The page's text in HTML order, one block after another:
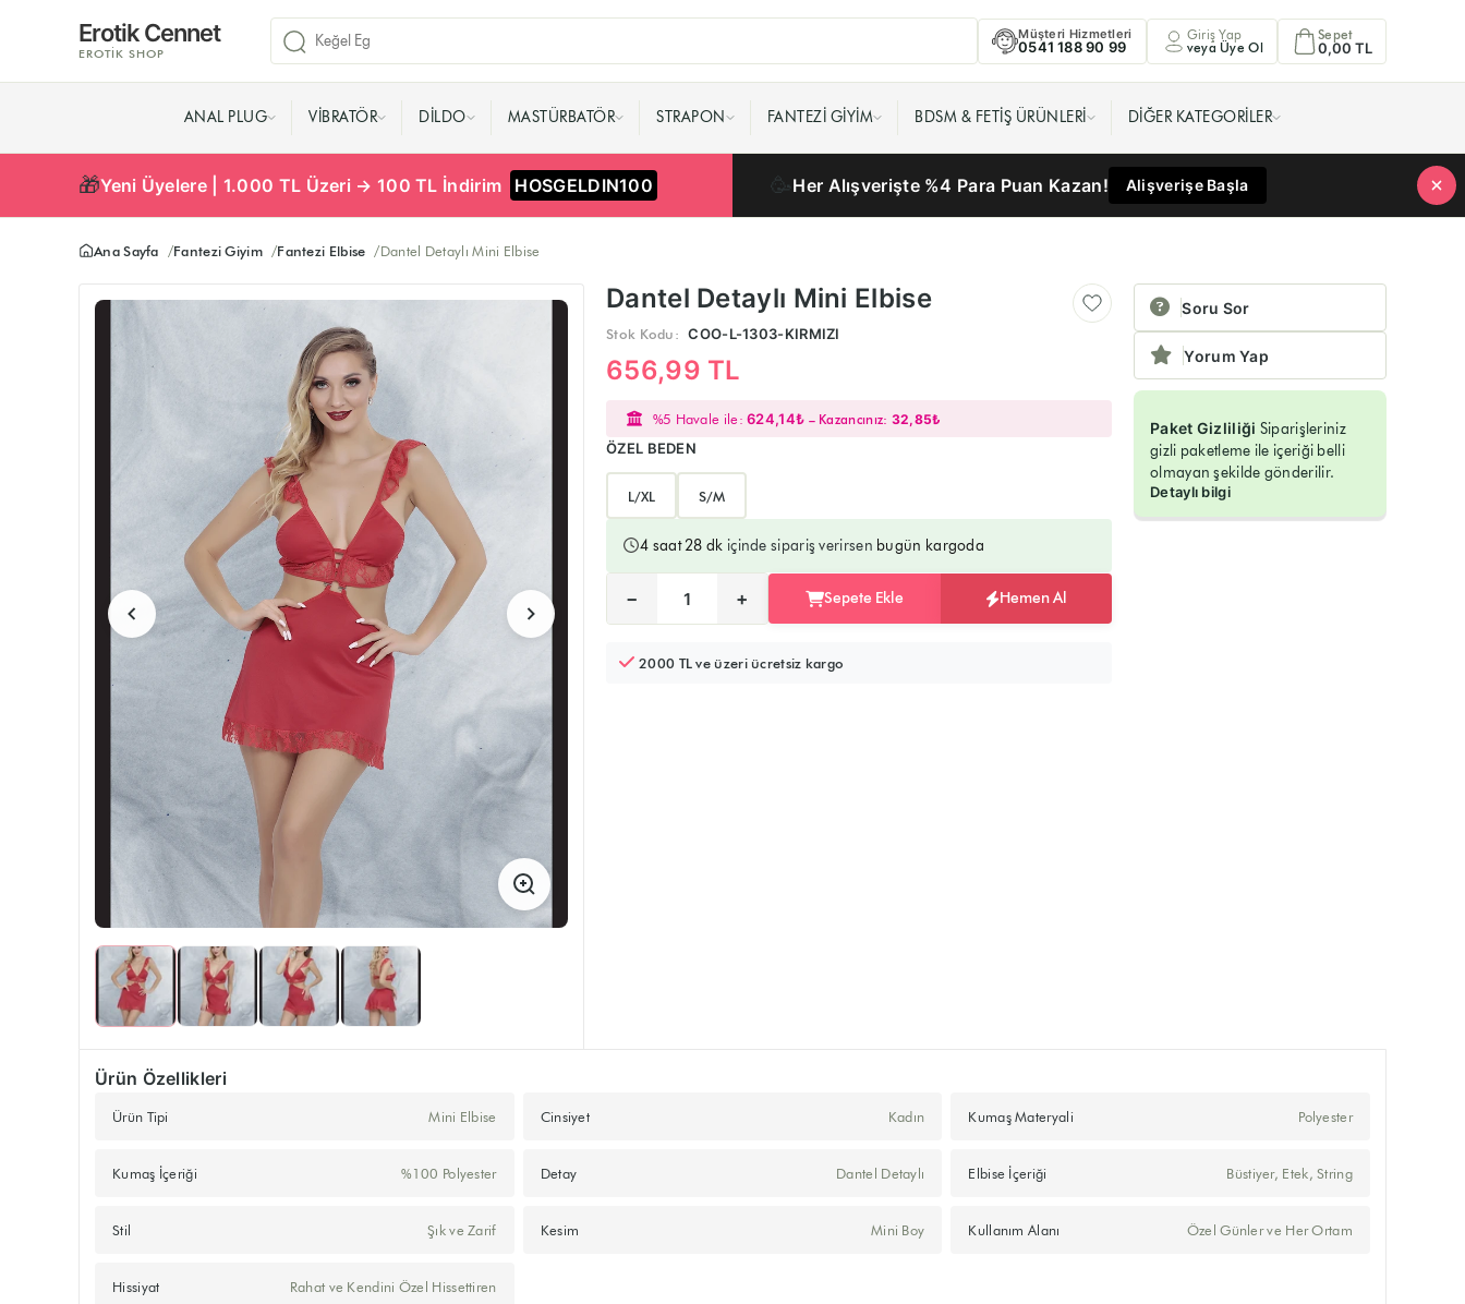
Erotik Cennet
EROTIK SHOP
Müşteri Hizmetleri
0541 188 90 99
Giriş Yap
veya Üye Ol
Sepet
0,00 TL
ANAL PLUG VIBRATÖR DILDO MASTÜRBATÖR STRAPON FANTEZI GIYIM BDSM & FETIŞ ÜRÜNLERI DIĞER KATEGORILER
🎁Yeni Üyelere | 1.000 TL Üzeri → 100 TL İndirim HOSGELDIN100 🥳Her Alışverişte %4 Para Puan Kazan! Alişverişe Başla
Ana Sayfa Fantezi Giyim Fantezi Elbise Dantel Detaylı Mini Elbise
Dantel Detaylı Mini Elbise
Stok Kodu: COO-L-1303-KIRMIZI
656,99 TL
%5 Havale ile:624,14₺ – Kazancınız: 32,85₺
ÖZEL BEDEN
L/XL S/M
4 saat 28 dk içinde sipariş verirsen bugün kargoda
− + Sepete Ekle Hemen Al
Ürünü sepete ekler, alışverişe devam edebilirsiniz
Doğrudan ödeme sayfasına yönlendirir
2000 TL ve üzeri ücretsiz kargo
Soru Sor
Yorum Yap
Paket Gizliliği Siparişleriniz
gizli paketleme ile içeriği belli
olmayan şekilde gönderilir.
Detaylı bilgi
Ürün Özellikleri
Ürün Tipi Mini Elbise Cinsiyet Kadın Kumaş Materyali Polyester
Kumaş İçeriği %100 Polyester Detay Dantel Detaylı Elbise İçeriği Büstiyer, Etek, String
Stil Şık ve Zarif Kesim Mini Boy Kullanım Alanı Özel Günler ve Her Ortam
Hissiyat Rahat ve Kendini Özel Hissettiren